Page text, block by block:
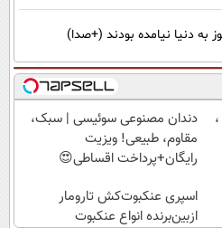
به دنیا نیامده بودند (+صدا)
دندان مصنوعی سوئیسی | سبک،
مقاوم، طبیعی! ویزیت
رایگان+پرداخت اقساطی😍
اسپری عنکبوت‌‌کش تارومار
ازبین‌برنده انواع عنکبوت